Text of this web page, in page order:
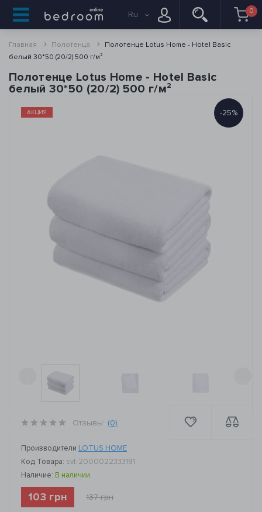
Ru 0
Главная Полотенца
Полотенце Lotus Home - Hotel Basic
белый 30*50 (20/2) 500 г/м²
Полотенце Lotus Home - Hotel Basic
белый 30*50 (20/2) 500 г/м²
-25%
АКЦИЯ
Отзывы: (0)
Производители LOTUS HOME
Код Товара: svt-2000022333191
Наличие: В наличии
103 грн 137 грн